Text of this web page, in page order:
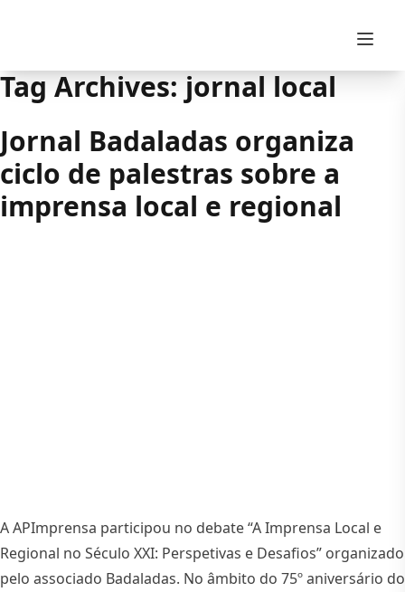
Tag Archives:jornal local
Jornal Badaladas organiza
ciclo de palestras sobre a
imprensa local e regional
A APImprensa participou no debate “A Imprensa Local e
Regional no Século XXI: Perspetivas e Desafios” organizado
pelo associado Badaladas. No âmbito do 75º aniversário do